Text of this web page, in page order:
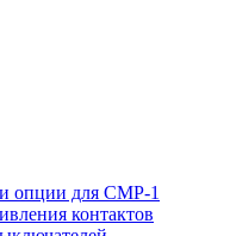
опции для СМР-1
контактов